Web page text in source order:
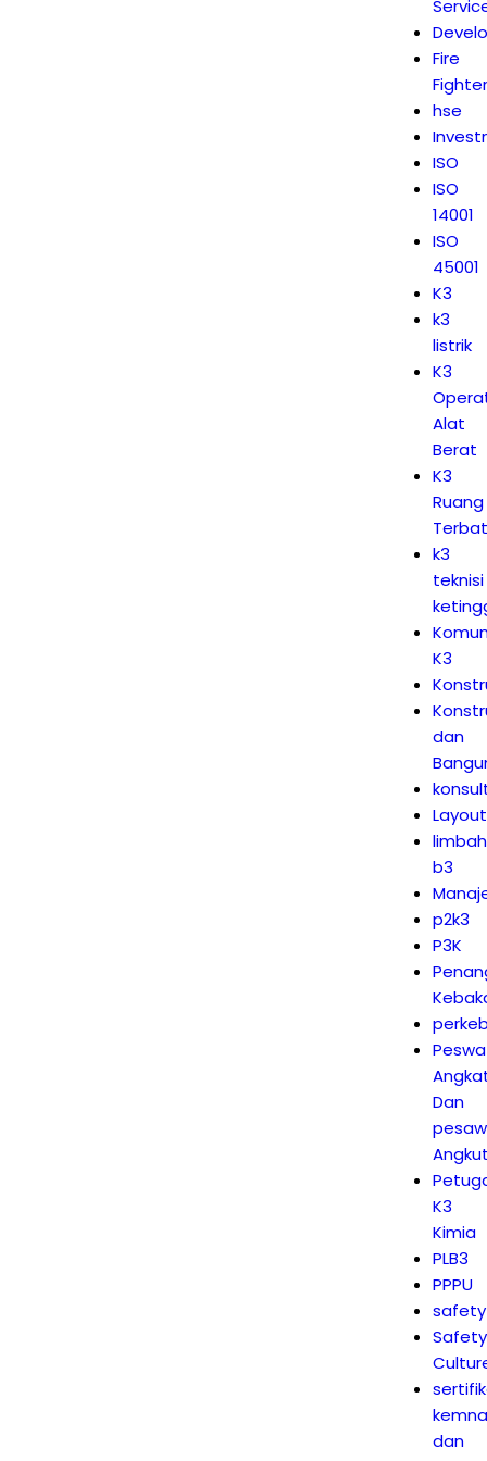
Fire
hse
ISO
ISO
14001
ISO
45001
K3
k3
listrik
K3
Alat
Berat
K3
Ruang
k3
teknisi
K3
dan
limbah
b3
p2k3
P3K
Dan
K3
Kimia
PLB3
PPPU
safety
Safety
dan